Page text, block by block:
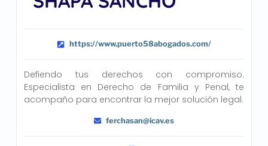
https://www.puerto58abogados.com/
Defiendo tus derechos con compromiso.
Especialista en Derecho de Familia y Penal, te
acompaño para encontrar la mejor solución legal.
ferchasan@icav.es